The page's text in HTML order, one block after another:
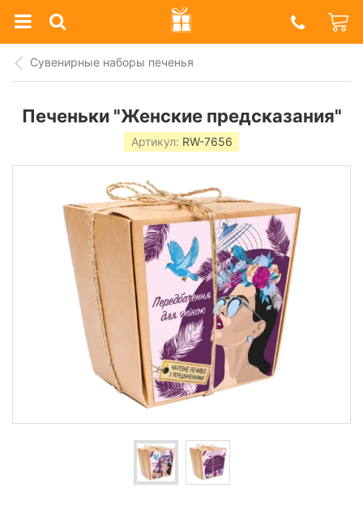
Prazdnik
Shop
Сувенирные наборы печенья
Печеньки "Женские предсказания"
Артикул: RW-7656